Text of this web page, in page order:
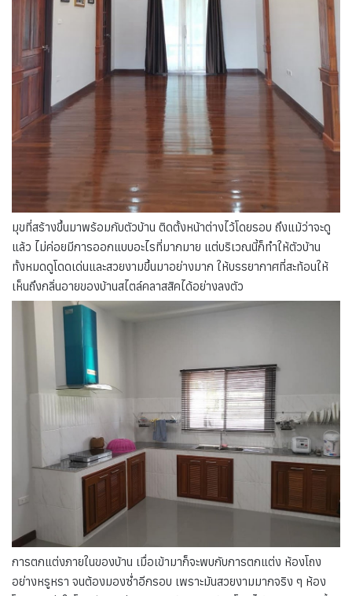
มุขที่สร้างขึ้นมาพร้อมกับตัวบ้าน ติดตั้งหน้าต่างไว้โดยรอบ ถึงแม้ว่าจะดู
แล้ว ไม่ค่อยมีการออกแบบอะไรที่มากมาย แต่บริเวณนี้ก็ทำให้ตัวบ้าน
ทั้งหมดดูโดดเด่นและสวยงามขึ้นมาอย่างมาก ให้บรรยากาศที่สะท้อนให้
เห็นถึงกลิ่นอายของบ้านสไตล์คลาสสิคได้อย่างลงตัว
การตกแต่งภายในของบ้าน เมื่อเข้ามาก็จะพบกับการตกแต่ง ห้องโถง
อย่างหรูหรา จนต้องมองซ่ำอีกรอบ เพราะมันสวยงามมากจริง ๆ ห้อง